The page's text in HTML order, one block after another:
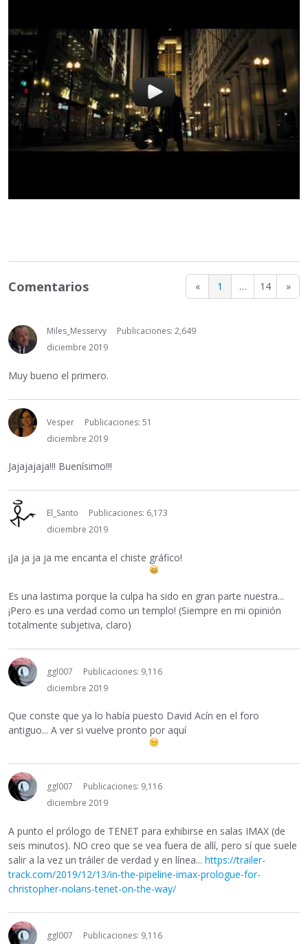
« 1 … 14 »
Comentarios
Miles_Messervy
Publicaciones: 2,649
diciembre 2019
Muy bueno el primero.
Vesper
Publicaciones: 51
diciembre 2019
Jajajajaja!!! Buenísimo!!!
El_Santo
Publicaciones: 6,173
diciembre 2019
¡Ja ja ja ja me encanta el chiste gráfico!
Es una lastima porque la culpa ha sido en gran parte nuestra...
¡Pero es una verdad como un templo! (Siempre en mi opinión
totalmente subjetiva, claro)
ggl007
Publicaciones: 9,116
diciembre 2019
Que conste que ya lo había puesto David Acín en el foro
antiguo... A ver si vuelve pronto por aquí
ggl007
Publicaciones: 9,116
diciembre 2019
A punto el prólogo de TENET para exhibirse en salas IMAX (de
seis minutos). NO creo que se vea fuera de allí, pero sí que suele
salir a la vez un tráiler de verdad y en línea... https://trailer-
track.com/2019/12/13/in-the-pipeline-imax-prologue-for-
christopher-nolans-tenet-on-the-way/
ggl007
Publicaciones: 9,116